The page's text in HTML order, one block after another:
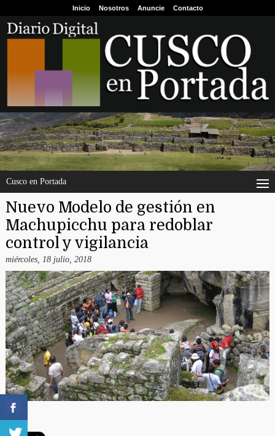
Inicio Nosotros Anuncie Contacto
Cusco en Portada
Nuevo Modelo de gestión en
Machupicchu para redoblar
control y vigilancia
miércoles, 18 julio, 2018